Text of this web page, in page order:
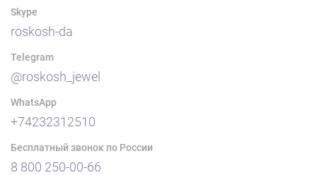
Skype
roskosh-da
Telegram
@roskosh_jewel
WhatsApp
+74232312510
Бесплатный звонок по России
8 800 250-00-66